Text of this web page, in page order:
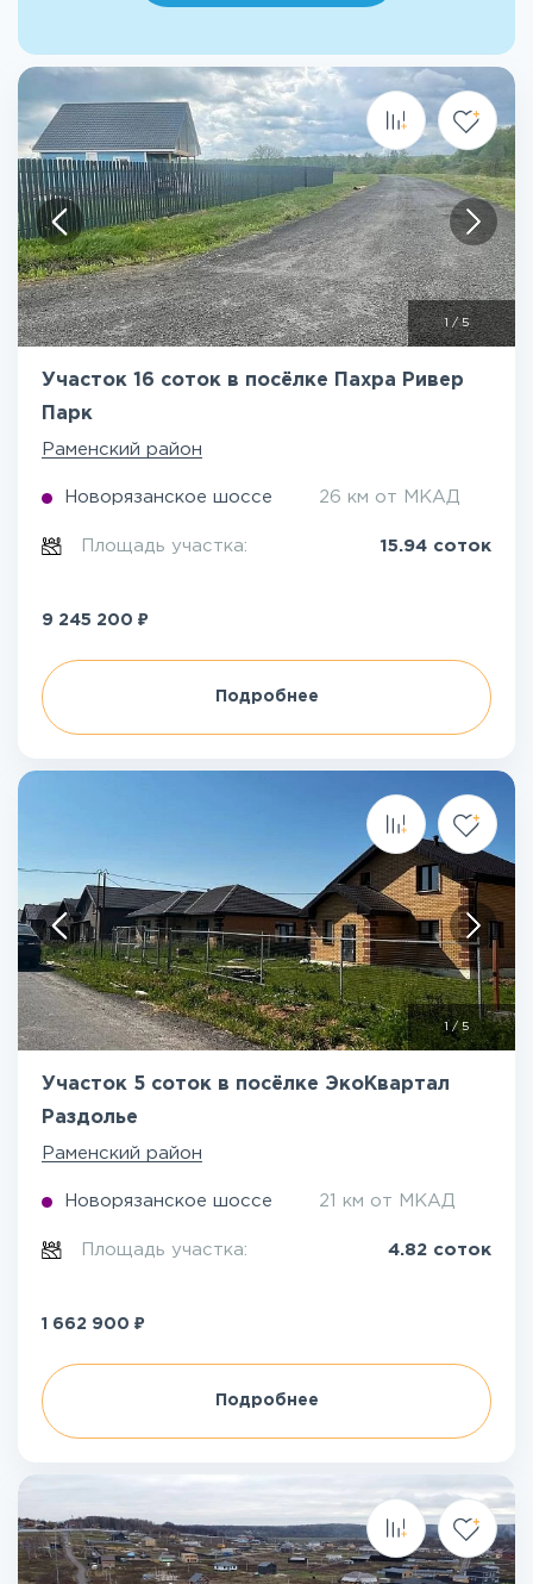
1/5
Участок 16 соток в посёлке Пахра Ривер
Парк
Раменский район
Новорязанское шоссе 26 км от МКАД
Площадь участка: 15.94 соток
9 245 200 ₽
Подробнее
1 /5
Участок 5 соток в посёлке ЭкоКвартал
Раздолье
Раменский район
Новорязанское шоссе 21 км от МКАД
Площадь участка: 4.82 соток
1 662 900 ₽
Подробнее